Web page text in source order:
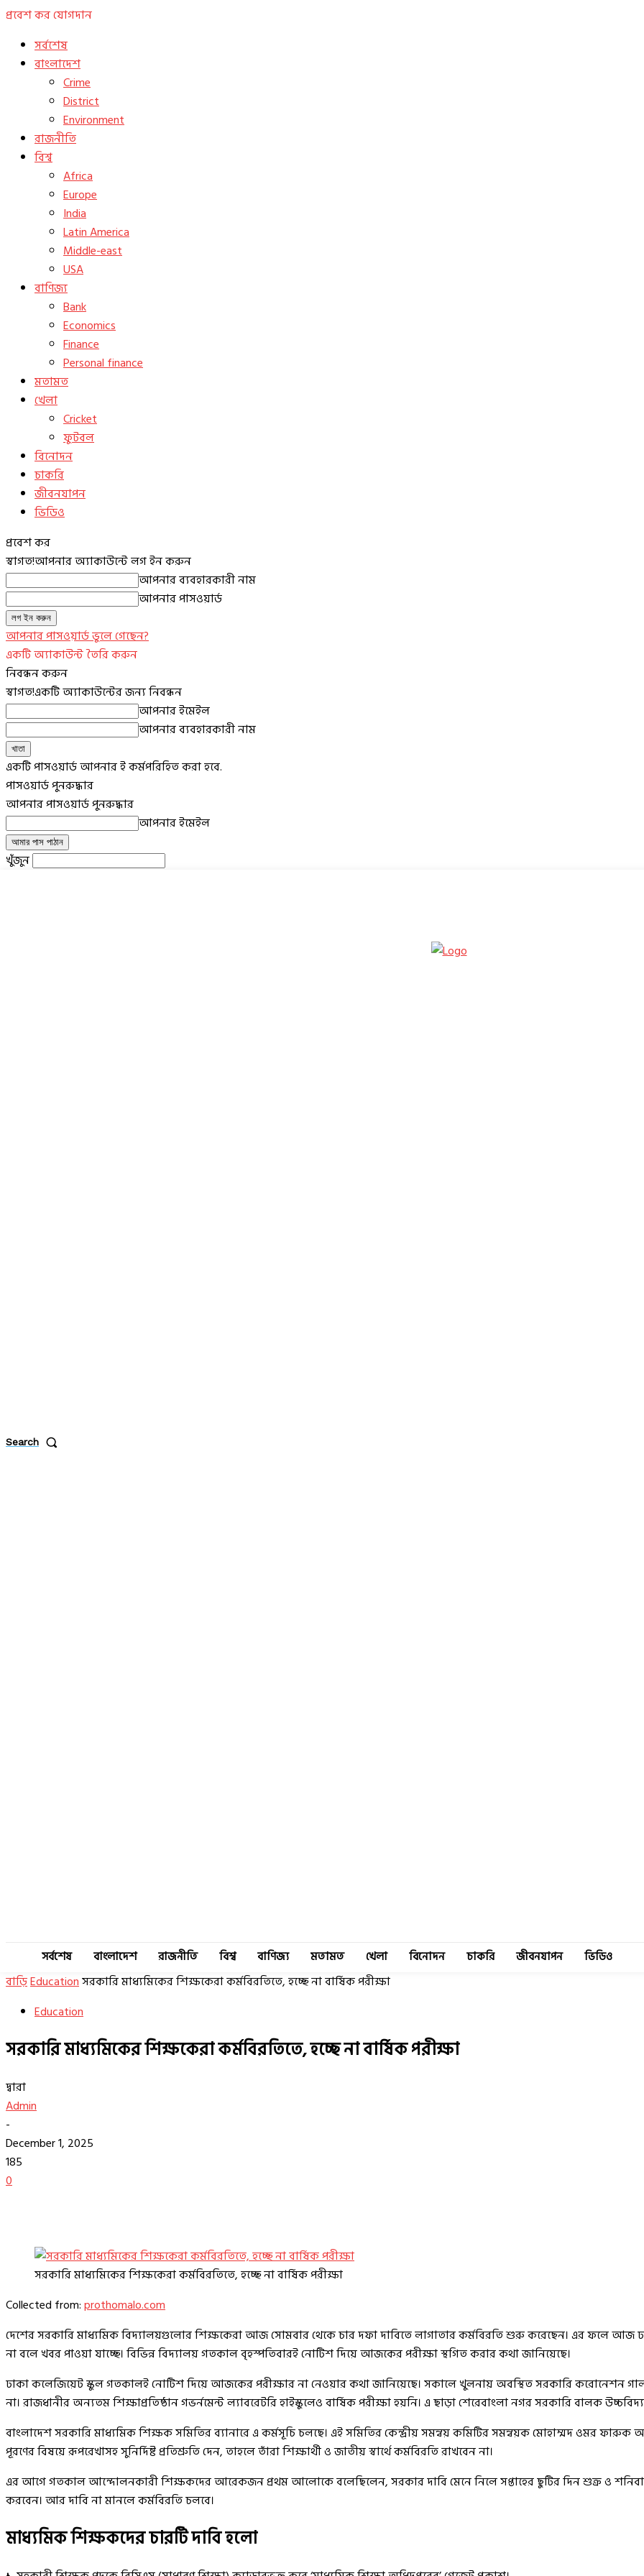
প্রবেশ করযোগদান
সর্বশেষ
বাংলাদেশ
Crime
District
Environment
রাজনীতি
বিশ্ব
Africa
Europe
India
Latin America
Middle-east
USA
বাণিজ্য
Bank
Economics
Finance
Personal finance
মতামত
খেলা
Cricket
ফুটবল
বিনোদন
চাকরি
জীবনযাপন
ভিডিও
প্রবেশ কর
স্বাগত!আপনার অ্যাকাউন্টে লগ ইন করুন
আপনার ব্যবহারকারী নাম
আপনার পাসওয়ার্ড
আপনার পাসওয়ার্ড ভুলে গেছেন?
একটি অ্যাকাউন্ট তৈরি করুন
নিবন্ধন করুন
স্বাগত!একটি অ্যাকাউন্টের জন্য নিবন্ধন
আপনার ইমেইল
আপনার ব্যবহারকারী নাম
একটি পাসওয়ার্ড আপনার ই কর্মপরিহিত করা হবে.
পাসওয়ার্ড পুনরুদ্ধার
আপনার পাসওয়ার্ড পুনরুদ্ধার
আপনার ইমেইল
খুঁজুন
Search
সর্বশেষ বাংলাদেশ রাজনীতি বিশ্ব বাণিজ্য মতামত খেলা বিনোদন চাকরি জীবনযাপন ভিডিও
বাড়িEducationসরকারি মাধ্যমিকের শিক্ষকেরা কর্মবিরতিতে, হচ্ছে না বার্ষিক পরীক্ষা
Education
সরকারি মাধ্যমিকের শিক্ষকেরা কর্মবিরতিতে, হচ্ছে না বার্ষিক পরীক্ষা
দ্বারা
Admin
-
December 1, 2025
185
0
সরকারি মাধ্যমিকের শিক্ষকেরা কর্মবিরতিতে, হচ্ছে না বার্ষিক পরীক্ষা
Collected from:prothomalo.com
দেশের সরকারি মাধ্যমিক বিদ্যালয়গুলোর শিক্ষকেরা আজ সোমবার থেকে চার দফা দাবিতে লাগাতার কর্মবিরতি শুরু করেছেন। এর ফলে আজ
না বলে খবর পাওয়া যাচ্ছে। বিভিন্ন বিদ্যালয় গতকাল বৃহস্পতিবারই নোটিশ দিয়ে আজকের পরীক্ষা স্থগিত করার কথা জানিয়েছে।
ঢাকা কলেজিয়েট স্কুল গতকালই নোটিশ দিয়ে আজকের পরীক্ষার না নেওয়ার কথা জানিয়েছে। সকালে খুলনায় অবস্থিত সরকারি করোনেশন
না। রাজধানীর অন্যতম শিক্ষাপ্রতিষ্ঠান গভর্নমেন্ট ল্যাবরেটরি হাইস্কুলেও বার্ষিক পরীক্ষা হয়নি। এ ছাড়া শেরেবাংলা নগর সরকারি বালক
বাংলাদেশ সরকারি মাধ্যমিক শিক্ষক সমিতির ব্যানারে এ কর্মসূচি চলছে। এই সমিতির কেন্দ্রীয় সমন্বয় কমিটির সমন্বয়ক মোহাম্মদ ওমর
পূরণের বিষয়ে রূপরেখাসহ সুনির্দিষ্ট প্রতিশ্রুতি দেন, তাহলে তাঁরা শিক্ষার্থী ও জাতীয় স্বার্থে কর্মবিরতি রাখবেন না।
এর আগে গতকাল আন্দোলনকারী শিক্ষকদের আরেকজন প্রথম আলোকে বলেছিলেন, সরকার দাবি মেনে নিলে সপ্তাহের ছুটির দিন শুক্র ও শনিবার
করবেন। আর দাবি না মানলে কর্মবিরতি চলবে।
মাধ্যমিক শিক্ষকদের চারটি দাবি হলো